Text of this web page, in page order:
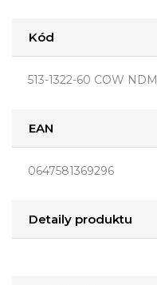
Kód
513-1322-60 COW NDM
EAN
0647581369296
Detaily produktu